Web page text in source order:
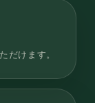
だけます。